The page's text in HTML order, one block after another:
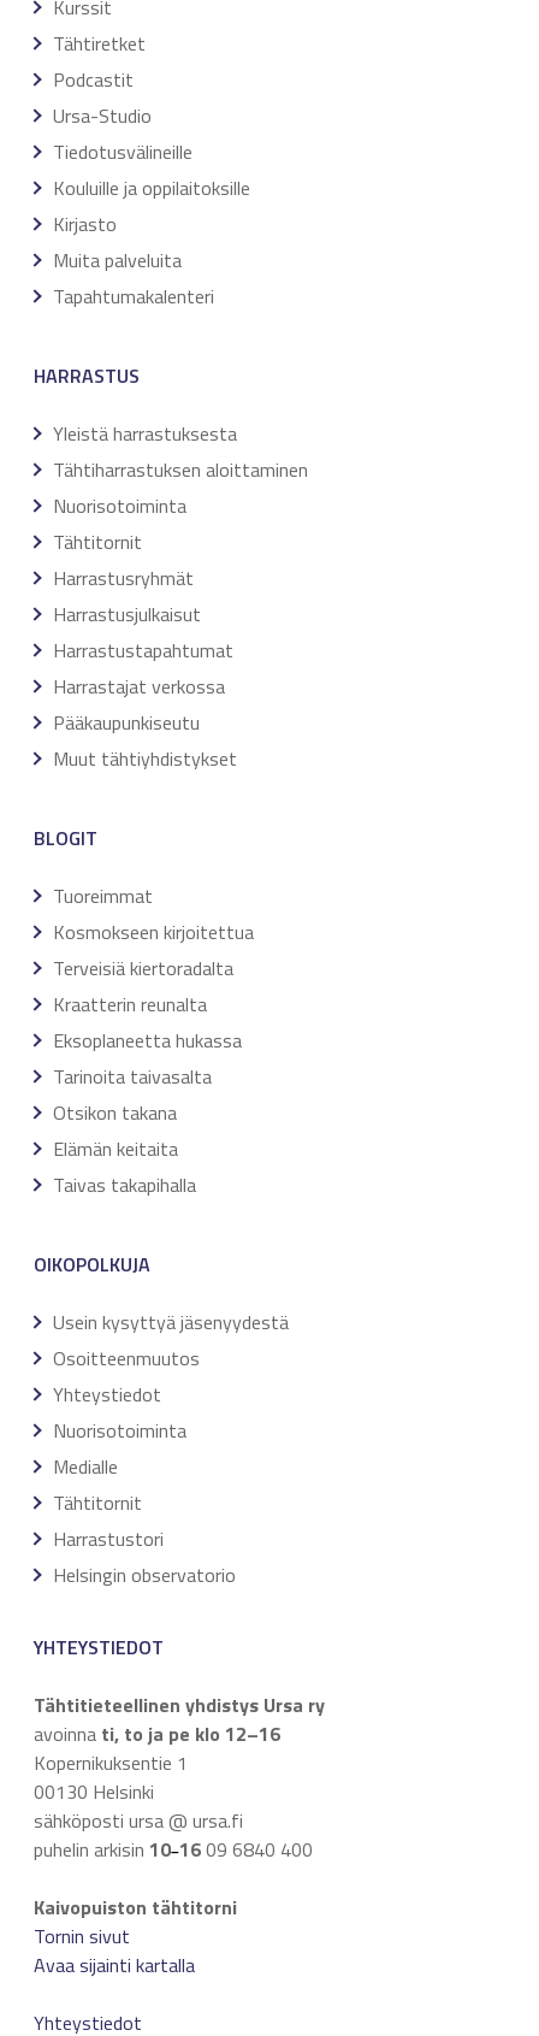
Kurssit
Tähtiretket
Podcastit
Ursa-Studio
Tiedotusvälineille
Kouluille ja oppilaitoksille
Kirjasto
Muita palveluita
Tapahtumakalenteri
HARRASTUS
Yleistä harrastuksesta
Tähtiharrastuksen aloittaminen
Nuorisotoiminta
Tähtitornit
Harrastusryhmät
Harrastusjulkaisut
Harrastustapahtumat
Harrastajat verkossa
Pääkaupunkiseutu
Muut tähtiyhdistykset
BLOGIT
Tuoreimmat
Kosmokseen kirjoitettua
Terveisiä kiertoradalta
Kraatterin reunalta
Eksoplaneetta hukassa
Tarinoita taivasalta
Otsikon takana
Elämän keitaita
Taivas takapihalla
OIKOPOLKUJA
Usein kysyttyä jäsenyydestä
Osoitteenmuutos
Yhteystiedot
Nuorisotoiminta
Medialle
Tähtitornit
Harrastustori
Helsingin observatorio
YHTEYSTIEDOT
Tähtitieteellinen yhdistys Ursa ry
avoinna ti, to ja pe klo 12–16
Kopernikuksentie 1
00130 Helsinki
sähköposti ursa @ ursa.fi
puhelin arkisin 10–1609 6840 400
Kaivopuiston tähtitorni
Tornin sivut
Avaa sijainti kartalla
Yhteystiedot